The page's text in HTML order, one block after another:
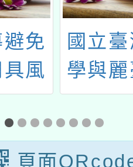
免
風
國立
學與
份有
下簡
技）
頁面